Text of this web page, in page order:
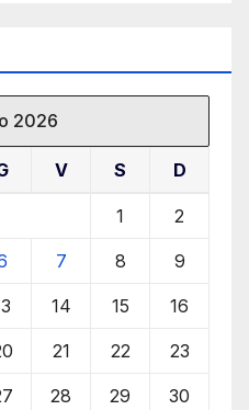
2026
V S D
1 2
7 8 9
14 15 16
21 22 23
28 29 30